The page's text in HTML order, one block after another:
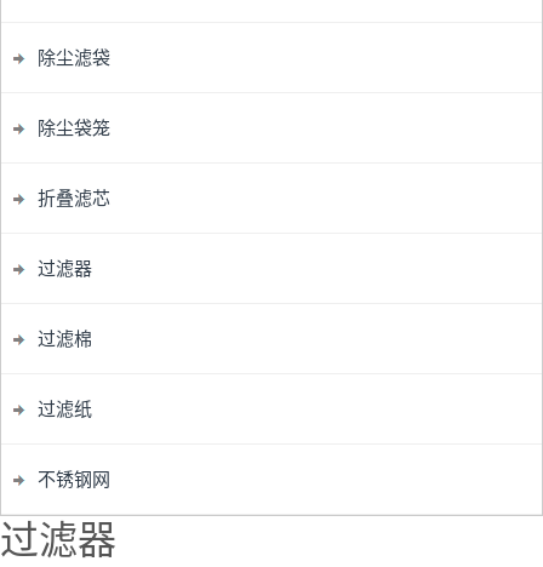
除尘滤袋
除尘袋笼
折叠滤芯
过滤器
过滤棉
过滤纸
不锈钢网
过滤器